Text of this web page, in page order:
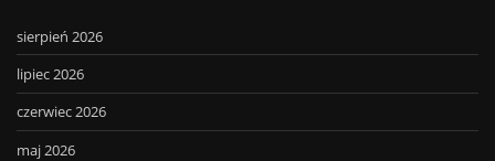
sierpień 2026
lipiec 2026
czerwiec 2026
maj 2026